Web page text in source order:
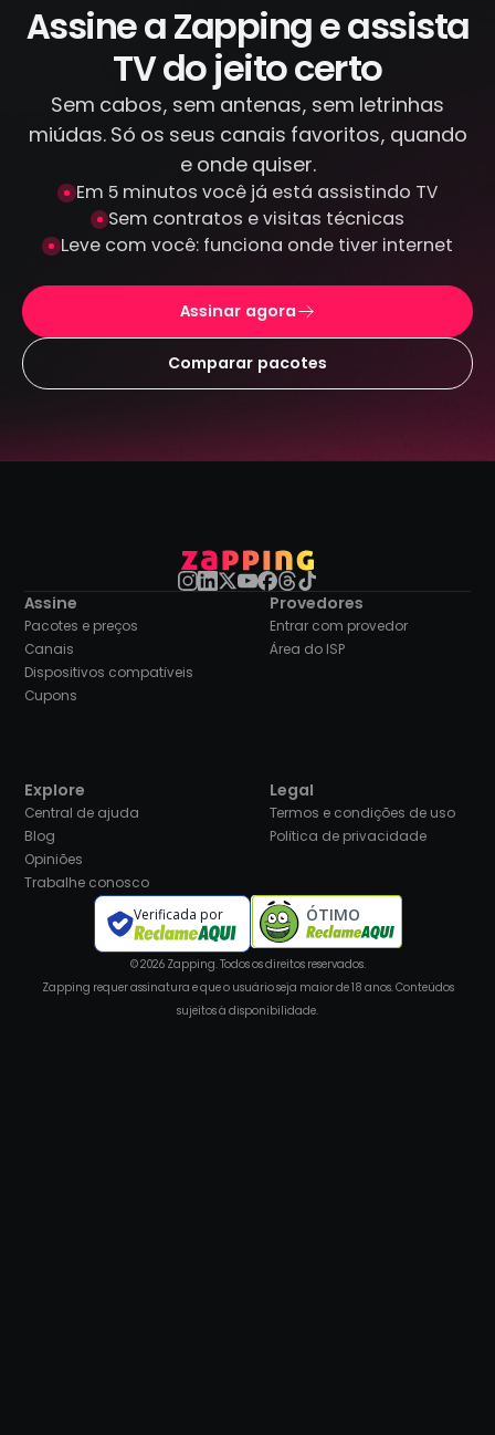
canais criptografados e protegidos: não
armazenamos seus dados de pagamento.
Assine a Zapping e assista
TV do jeito certo
Sem cabos, sem antenas, sem letrinhas
miúdas. Só os seus canais favoritos, quando
e onde quiser.
Em 5 minutos você já está assistindo TV
Sem contratos e visitas técnicas
Leve com você: funciona onde tiver internet
Assinar agora
Comparar pacotes
Assine
Pacotes e preços
Canais
Dispositivos compatíveis
Cupons
Provedores
Entrar com provedor
Área do ISP
Explore
Central de ajuda
Blog
Opiniões
Trabalhe conosco
Legal
Termos e condições de uso
Política de privacidade
Verificada por ÓTIMO
© 2026 Zapping. Todos os direitos reservados.
Zapping requer assinatura e que o usuário seja maior de 18 anos. Conteúdos
sujeitos à disponibilidade.